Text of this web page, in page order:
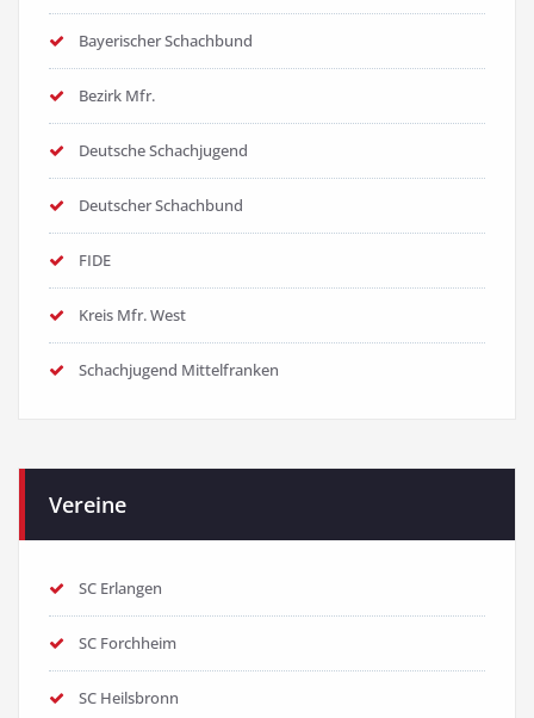
Bayerischer Schachbund
Bezirk Mfr.
Deutsche Schachjugend
Deutscher Schachbund
FIDE
Kreis Mfr. West
Schachjugend Mittelfranken
Vereine
SC Erlangen
SC Forchheim
SC Heilsbronn